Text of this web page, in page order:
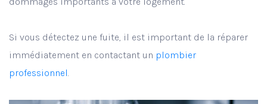
Si vous détectez une fuite, il est important de la réparer
immédiatement en contactant un plombier
professionnel.